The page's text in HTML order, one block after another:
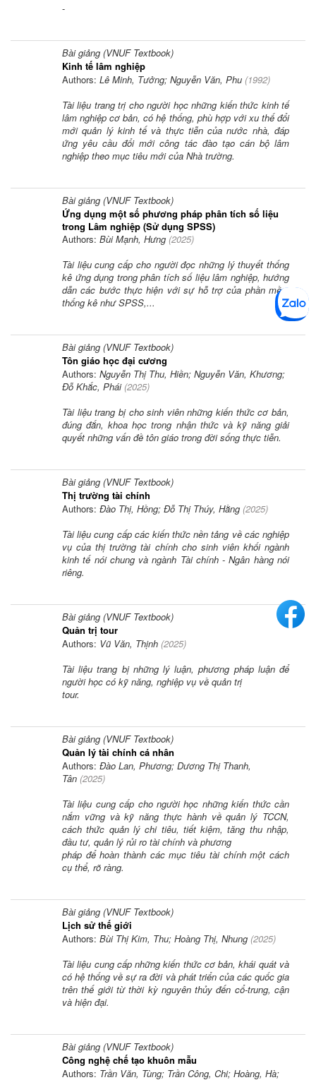
-
Bài giảng (VNUF Textbook)
Kinh tế lâm nghiệp
Authors: Lê Minh, Tưởng; Nguyễn Văn, Phu (1992)
Tài liệu trang trị cho người học những kiến thức kinh tế
lâm nghiệp cơ bản, có hệ thống, phù hợp với xu thế đổi
mới quản lý kinh tế và thực tiễn của nước nhà, đáp
ứng yêu cầu đổi mới công tác đào tạo cán bộ lâm
nghiệp theo mục tiêu mới của Nhà trường.
Bài giảng (VNUF Textbook)
Ứng dụng một số phương pháp phân tích số liệu
trong Lâm nghiệp (Sử dụng SPSS)
Authors: Bùi Mạnh, Hưng (2025)
Tài liệu cung cấp cho người đọc những lý thuyết thống
kê ứng dụng trong phân tích số liệu lâm nghiệp, hướng
dẫn các bước thực hiện với sự hỗ trợ của phần mềm
thống kê như SPSS,...
Bài giảng (VNUF Textbook)
Tôn giáo học đại cương
Authors: Nguyễn Thị Thu, Hiền; Nguyễn Văn, Khương;
Đỗ Khắc, Phái(2025)
Tài liệu trang bị cho sinh viên những kiến thức cơ bản,
đúng đắn, khoa học trong nhận thức và kỹ năng giải
quyết những vấn đề tôn giáo trong đời sống thực tiễn.
Bài giảng (VNUF Textbook)
Thị trường tài chính
Authors: Đào Thị, Hồng; Đỗ Thị Thúy, Hằng (2025)
Tài liệu cung cấp các kiến thức nền tảng về các nghiệp
vụ của thị trường tài chính cho sinh viên khối ngành
kinh tế nói chung và ngành Tài chính - Ngân hàng nói
riêng.
Bài giảng (VNUF Textbook)
Quản trị tour
Authors: Vũ Văn, Thịnh (2025)
Tài liệu trang bị những lý luận, phương pháp luận để
người học có kỹ năng, nghiệp vụ về quản trị
tour.
Bài giảng (VNUF Textbook)
Quản lý tài chính cá nhân
Authors: Đào Lan, Phương; Dương Thị Thanh,
Tân (2025)
Tài liệu cung cấp cho người học những kiến thức cần
nắm vững và kỹ năng thực hành về quản lý TCCN,
cách thức quản lý chi tiêu, tiết kiệm, tăng thu nhập,
đầu tư, quản lý rủi ro tài chính và phương
pháp để hoàn thành các mục tiêu tài chính một cách
cụ thể, rõ ràng.
Bài giảng (VNUF Textbook)
Lịch sử thế giới
Authors: Bùi Thị Kim, Thu; Hoàng Thị, Nhung (2025)
Tài liệu cung cấp những kiến thức cơ bản, khái quát và
có hệ thống về sự ra đời và phát triển của các quốc gia
trên thế giới từ thời kỳ nguyên thủy đến cổ-trung, cận
và hiện đại.
Bài giảng (VNUF Textbook)
Công nghệ chế tạo khuôn mẫu
Authors: Trần Văn, Tùng; Trần Công, Chi; Hoàng, Hà;